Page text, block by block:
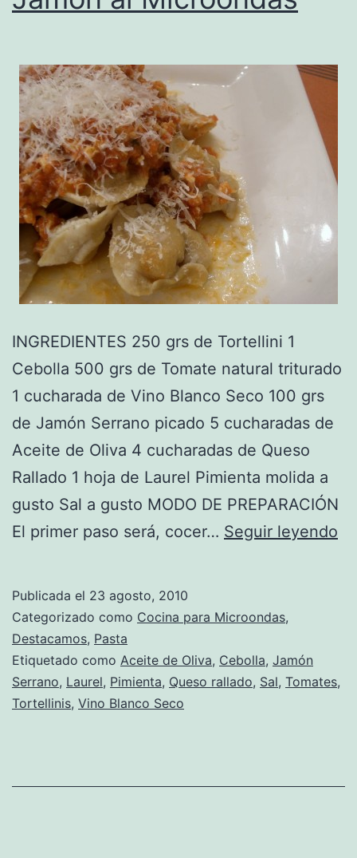
INGREDIENTES 250 grs de Tortellini 1
Cebolla 500 grs de Tomate natural triturado
1 cucharada de Vino Blanco Seco 100 grs
de Jamón Serrano picado 5 cucharadas de
Aceite de Oliva 4 cucharadas de Queso
Rallado 1 hoja de Laurel Pimienta molida a
gusto Sal a gusto MODO DE PREPARACIÓN
El primer paso será, cocer… Seguir leyendo
Publicada el 23 agosto, 2010
Categorizado como Cocina para Microondas,
Destacamos, Pasta
Etiquetado como Aceite de Oliva, Cebolla, Jamón
Serrano, Laurel, Pimienta, Queso rallado, Sal, Tomates,
Tortellinis, Vino Blanco Seco